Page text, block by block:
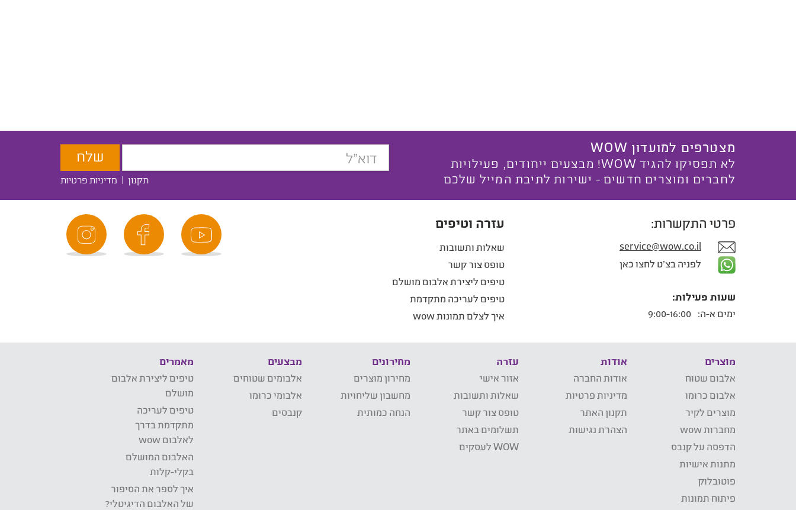
מצטרפים למועדון WOW
לא תפסיקו להגיד WOW! מבצעים ייחודים, פעילויות
לחברים ומוצרים חדשים - ישירות לתיבת המייל שלכם
תקנון | מדיניות פרטיות
פרטי התקשרות:
service@wow.co.il
לפניה בצ'ט לחצו כאן
שעות פעילות:
ימים א-ה:
עזרה וטיפים
שאלות ותשובות
טופס צור קשר
טיפים ליצירת אלבום מושלם
טיפים לעריכה מתקדמת
איך לצלם תמונות wow
מוצרים
אלבום שטוח
אלבום כרומו
מוצרים לקיר
מחברות wow
הדפסה על קנבס
מתנות אישיות
פוטובלוק
פיתוח תמונות
אודות
אודות החברה
מדיניות פרטיות
תקנון האתר
הצהרת נגישות
עזרה
אזור אישי
שאלות ותשובות
טופס צור קשר
תשלומים באתר
WOW לעסקים
מחירונים
מחירון מוצרים
מחשבון שליחויות
הנחה כמותית
מבצעים
אלבומים שטוחים
אלבומי כרומו
קנבסים
מאמרים
טיפים ליצירת אלבום
מושלם
טיפים לעריכה
מתקדמת בדרך
לאלבום wow
האלבום המושלם
בקלי-קלות
איך לספר את הסיפור
של האלבום הדיגיטלי?